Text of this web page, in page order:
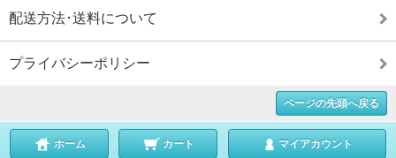
配送方法･送料について
プライバシーポリシー
ページの先頭へ戻る
ホーム カート マイアカウント